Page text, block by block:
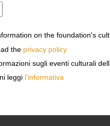
2011
on the foundation's
the privacy policy
sugli eventi culturali
leggi l'informativa